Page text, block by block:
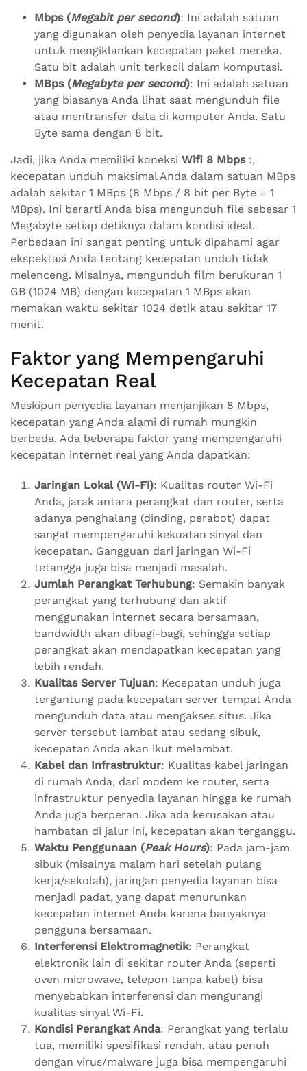
Mbps (Megabit per second): Ini adalah satuan
yang digunakan oleh penyedia layanan internet
untuk mengiklankan kecepatan paket mereka.
Satu bit adalah unit terkecil dalam komputasi.
MBps (Megabyte per second): Ini adalah satuan
yang biasanya Anda lihat saat mengunduh file
atau mentransfer data di komputer Anda. Satu
Byte sama dengan 8 bit.
Jadi, jika Anda memiliki koneksi Wifi 8 Mbps:,
kecepatan unduh maksimal Anda dalam satuan MBps
adalah sekitar 1 MBps (8 Mbps / 8 bit per Byte = 1
MBps). Ini berarti Anda bisa mengunduh file sebesar 1
Megabyte setiap detiknya dalam kondisi ideal.
Perbedaan ini sangat penting untuk dipahami agar
ekspektasi Anda tentang kecepatan unduh tidak
melenceng. Misalnya, mengunduh film berukuran 1
GB (1024 MB) dengan kecepatan 1 MBps akan
memakan waktu sekitar 1024 detik atau sekitar 17
menit.
Faktor yang Mempengaruhi
Kecepatan Real
Meskipun penyedia layanan menjanjikan 8 Mbps,
kecepatan yang Anda alami di rumah mungkin
berbeda. Ada beberapa faktor yang mempengaruhi
kecepatan internet real yang Anda dapatkan:
Jaringan Lokal (Wi-Fi): Kualitas router Wi-Fi
Anda, jarak antara perangkat dan router, serta
adanya penghalang (dinding, perabot) dapat
sangat mempengaruhi kekuatan sinyal dan
kecepatan. Gangguan dari jaringan Wi-Fi
tetangga juga bisa menjadi masalah.
Jumlah Perangkat Terhubung: Semakin banyak
perangkat yang terhubung dan aktif
menggunakan internet secara bersamaan,
bandwidth akan dibagi-bagi, sehingga setiap
perangkat akan mendapatkan kecepatan yang
lebih rendah.
Kualitas Server Tujuan: Kecepatan unduh juga
tergantung pada kecepatan server tempat Anda
mengunduh data atau mengakses situs. Jika
server tersebut lambat atau sedang sibuk,
kecepatan Anda akan ikut melambat.
Kabel dan Infrastruktur: Kualitas kabel jaringan
di rumah Anda, dari modem ke router, serta
infrastruktur penyedia layanan hingga ke rumah
Anda juga berperan. Jika ada kerusakan atau
hambatan di jalur ini, kecepatan akan terganggu.
Waktu Penggunaan (Peak Hours): Pada jam-jam
sibuk (misalnya malam hari setelah pulang
kerja/sekolah), jaringan penyedia layanan bisa
menjadi padat, yang dapat menurunkan
kecepatan internet Anda karena banyaknya
pengguna bersamaan.
Interferensi Elektromagnetik: Perangkat
elektronik lain di sekitar router Anda (seperti
oven microwave, telepon tanpa kabel) bisa
menyebabkan interferensi dan mengurangi
kualitas sinyal Wi-Fi.
Kondisi Perangkat Anda: Perangkat yang terlalu
tua, memiliki spesifikasi rendah, atau penuh
dengan virus/malware juga bisa mempengaruhi